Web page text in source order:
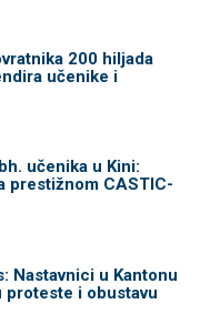
200 hiljada
učenike i
učenika u Kini:
prestižnom CASTIC-
Nastavnici u Kantonu
proteste i obustavu